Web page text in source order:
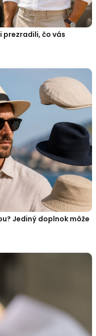
prezradili, čo vás
Jediný doplnok môže